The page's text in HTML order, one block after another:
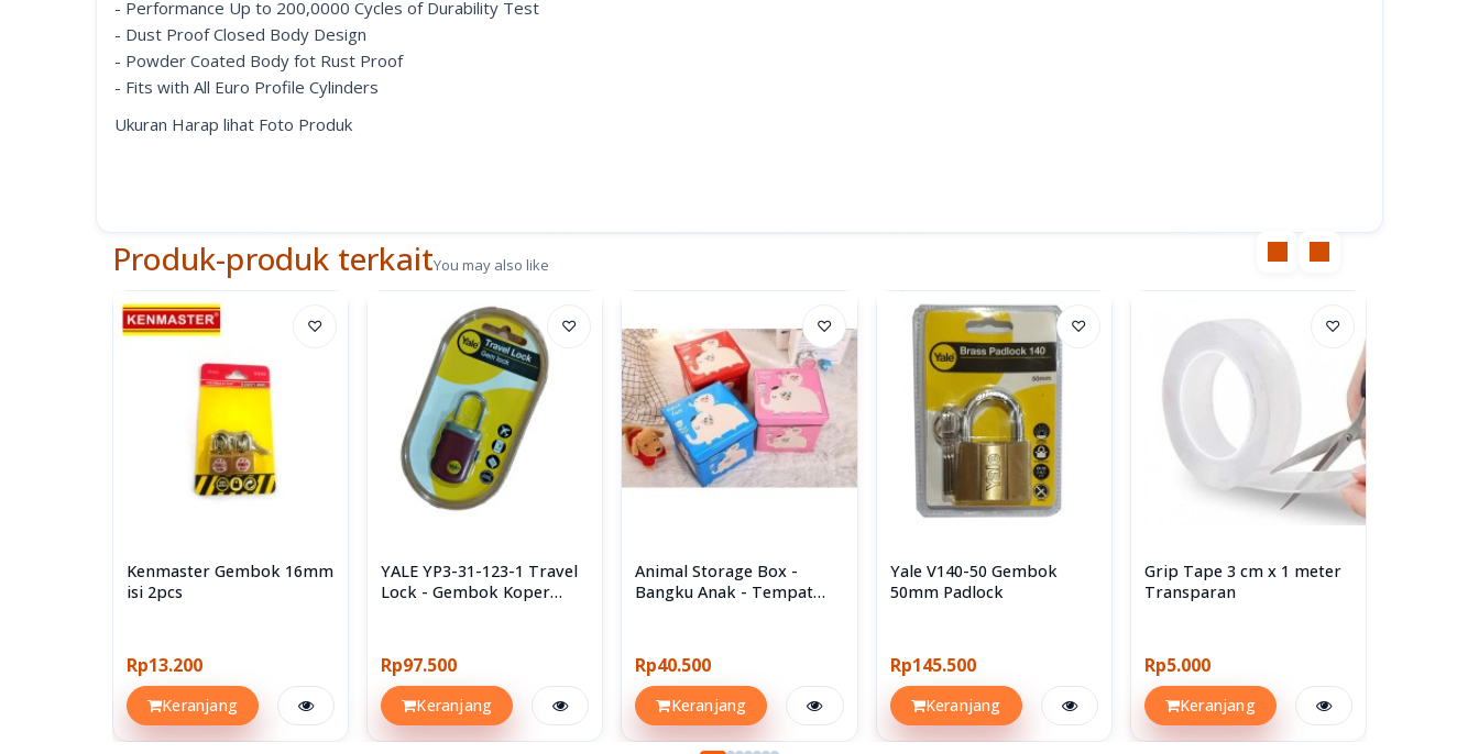
- Performance Up to 200,0000 Cycles of Durability Test
- Dust Proof Closed Body Design
- Powder Coated Body fot Rust Proof
- Fits with All Euro Profile Cylinders
Ukuran Harap lihat Foto Produk
Produk-produk terkaitYou may also like
♡
Kenmaster Gembok 16mm
isi 2pcs
Rp13.200
Keranjang
♡
YALE YP3-31-123-1 Travel
Lock - Gembok Koper
Rp97.500
Keranjang
♡
Animal Storage Box -
Bangku Anak - Tempat
Rp40.500
Keranjang
♡
Yale V140-50 Gembok
50mm Padlock
Rp145.500
Keranjang
♡
Grip Tape 3 cm x 1 meter
Transparan
Rp5.000
Keranjang